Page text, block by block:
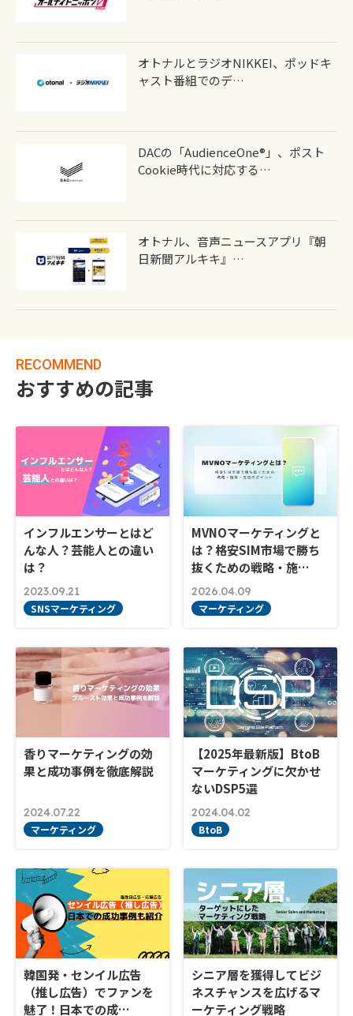
オトナルとラジオNIKKEI、ポッドキ
ャスト番組でのデ…
DACの「AudienceOne®」、ポスト
Cookie時代に対応する…
オトナル、音声ニュースアプリ『朝
日新聞アルキキ』…
RECOMMEND
おすすめの記事
インフルエンサーとはど
んな人？芸能人との違い
は？
2023.09.21
SNSマーケティング
MVNOマーケティングと
は？格安SIM市場で勝ち
抜くための戦略・施…
2026.04.09
マーケティング
香りマーケティングの効
果と成功事例を徹底解説
2024.07.22
マーケティング
【2025年最新版】BtoB
マーケティングに欠かせ
ないDSP5選
2024.04.02
BtoB
韓国発・センイル広告
（推し広告）でファンを
魅了！日本での成…
シニア層を獲得してビジ
ネスチャンスを広げるマ
ーケティング戦略